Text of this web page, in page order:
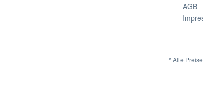
AGB
* Alle